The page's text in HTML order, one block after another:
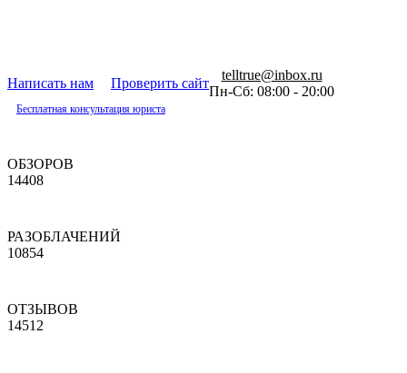
Написать нам Проверить сайт
telltrue@inbox.ru
Пн-Сб: 08:00 - 20:00
Бесплатная консультация юриста
ОБЗОРОВ
14408
РАЗОБЛАЧЕНИЙ
10854
ОТЗЫВОВ
14512